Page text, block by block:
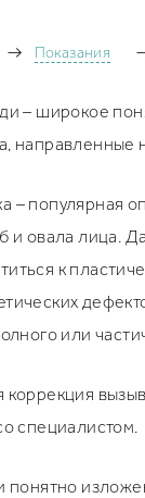
груди
железу
мышцу
груди
груди
Показания
– широкое
направленные
– популярная
и овала лица.
к
или
коррекция
специалистом.
понятно